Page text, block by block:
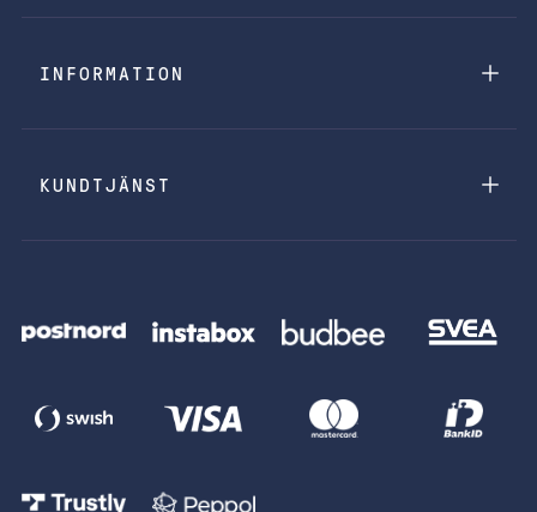
INFORMATION
KUNDTJÄNST